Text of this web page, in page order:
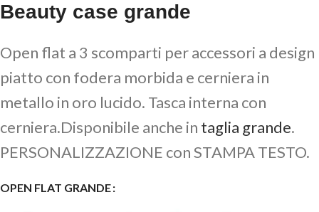
Beauty case grande
Open flat a 3 scomparti per accessori a design
piatto con fodera morbida e cerniera in
metallo in oro lucido. Tasca interna con
cerniera.Disponibile anche in taglia grande.
PERSONALIZZAZIONE con STAMPA TESTO.
OPEN FLAT GRANDE